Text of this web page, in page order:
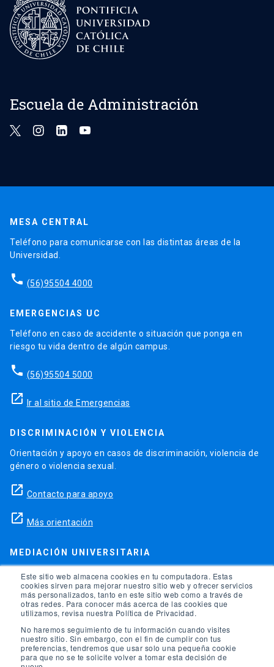
Este sitio web almacena cookies en tu computadora. Estas
cookies sirven para mejorar nuestro sitio web y ofrecer servicios
más personalizados, tanto en este sitio web como a través de
otras redes. Para conocer más acerca de las cookies que
utilizamos, revisa nuestra Política de Privacidad.
No haremos seguimiento de tu información cuando visites
nuestro sitio. Sin embargo, con el fin de cumplir con tus
preferencias, tendremos que usar solo una pequeña cookie
para que no se te solicite volver a tomar esta decisión de
Escuela de Administración
MESA CENTRAL
Teléfono para comunicarse con las distintas áreas de la
Universidad.
phone (56)95504 4000
EMERGENCIAS UC
Teléfono en caso de accidente o situación que ponga en
riesgo tu vida dentro de algún campus.
phone (56)95504 5000
launch Ir al sitio de Emergencias
DISCRIMINACIÓN Y VIOLENCIA
Orientación y apoyo en casos de discriminación, violencia de
género o violencia sexual.
launch Contacto para apoyo
launch Más orientación
MEDIACIÓN UNIVERSITARIA
Teléfonos para orientación y consejo si se ha vulnerado
alguno de tus derechos en la universidad.
phone (56)95504 1691
phone (56)95504 1247
launch